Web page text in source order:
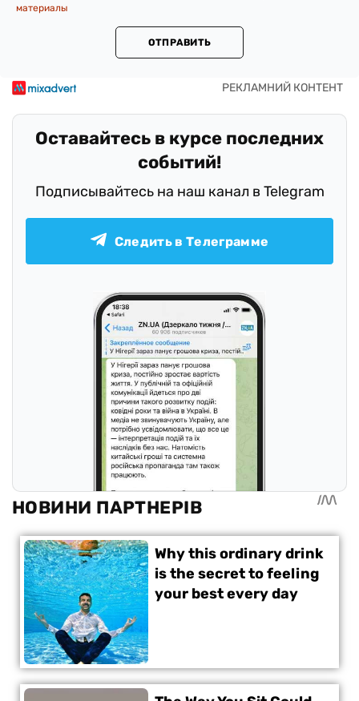
материалы
ОТПРАВИТЬ
Оставайтесь в курсе последних
событий!
Подписывайтесь на наш канал в Telegram
Следить в Телеграмме